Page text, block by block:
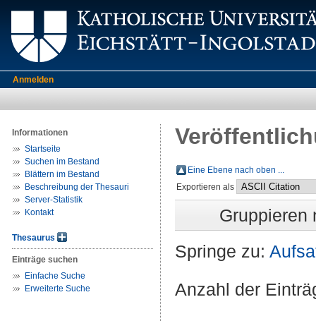
Anmelden
Informationen
Startseite
Suchen im Bestand
Blättern im Bestand
Beschreibung der Thesauri
Server-Statistik
Kontakt
Thesaurus
Einträge suchen
Einfache Suche
Erweiterte Suche
Eine Ebene nach oben ...
Exportieren als
Gruppieren
Springe zu:
Anzahl der